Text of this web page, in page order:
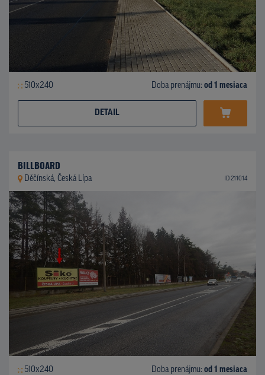
510x240 Doba prenájmu: od 1 mesiaca
DETAIL
BILLBOARD
Děčínská, Česká Lípa ID 211014
510x240 Doba prenájmu: od 1 mesiaca